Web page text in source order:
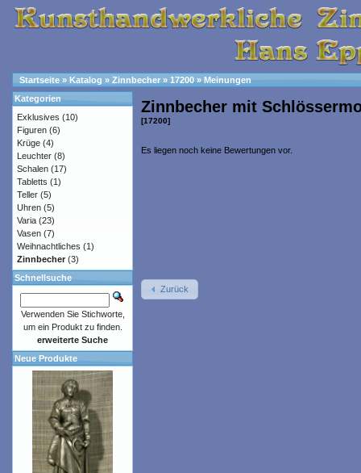
Startseite » Katalog » Zinnbecher » 17200 » Meinungen
Zinnbecher mit
[17200]
Es liegen noch keine Bewertungen vor.
Zurück
Kategorien
Exklusives (10)
Figuren (6)
Krüge (4)
Leuchter (8)
Schalen (17)
Tabletts (1)
Teller (5)
Uhren (5)
Varia (23)
Vasen (7)
Weihnachtliches (1)
Zinnbecher (3)
Schnellsuche
Verwenden Sie Stichworte,
um ein Produkt zu finden.
erweiterte Suche
Neue Produkte